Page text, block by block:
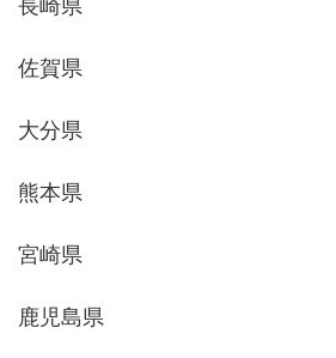
長崎県
佐賀県
大分県
熊本県
宮崎県
鹿児島県